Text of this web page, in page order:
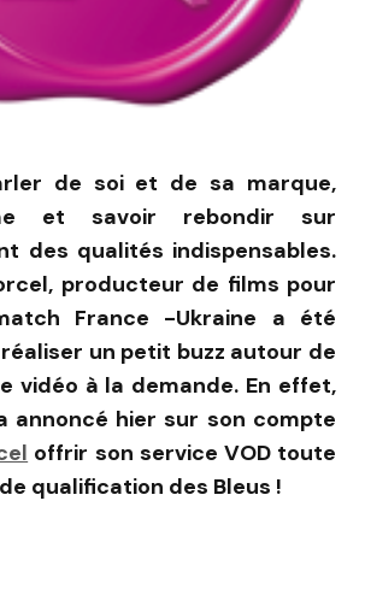
de soi et de sa marque,
et savoir rebondir sur
des qualités indispensables.
producteur de films pour
France -Ukraine a été
un petit buzz autour de
vidéo à la demande. En effet,
annoncé hier sur son compte
offrir son service VOD toute
qualification des Bleus !